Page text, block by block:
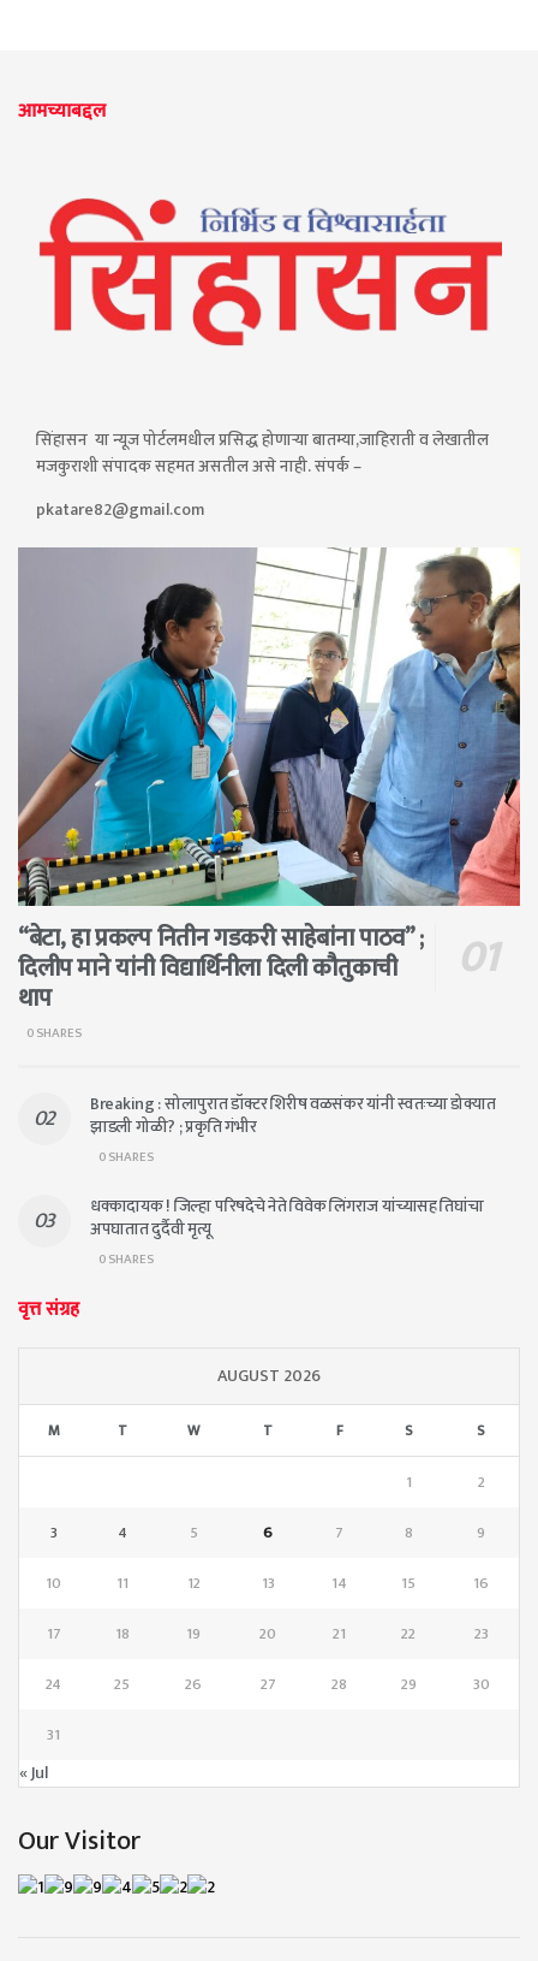
आमच्याबद्दल
सिंहासन या न्यूज पोर्टलमधील प्रसिद्ध होणाऱ्या बातम्या,जाहिराती व लेखातील
मजकुराशी संपादक सहमत असतील असे नाही. संपर्क –
pkatare82@gmail.com
“बेटा, हा प्रकल्प नितीन गडकरी साहेबांना पाठव” ;
दिलीप माने यांनी विद्यार्थिनीला दिली कौतुकाची
थाप
0 SHARES
Breaking : सोलापुरात डॉक्टर शिरीष वळसंकर यांनी स्वतःच्या डोक्यात
झाडली गोळी? ; प्रकृति गंभीर
0 SHARES
धक्कादायक ! जिल्हा परिषदेचे नेते विवेक लिंगराज यांच्यासह तिघांचा
अपघातात दुर्दैवी मृत्यू
0 SHARES
वृत्त संग्रह
AUGUST 2026
M T W T F S S
1
2
3
4 5 6 7 8
9
10
11 12 13 14 15
16
17
18 19 20 21 22
23
24
25 26 27 28 29
30
31
« Jul
Our Visitor